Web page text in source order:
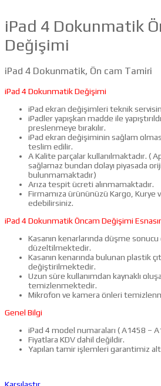
iPad 4 Dokunmatik
Değişimi
iPad 4 Dokunmatik, Ön cam Tamiri
iPad 4 Dokunmatik Değişimi
iPad ekran değişimleri teknik
iPadler yapışkan madde ile
preslenmeye bırakılır.
iPad ekran değişiminin sağlam
teslim edilir.
A Kalite parçalar kullanılmaktadır. (
sağlamaz bundan dolayı piyasada
bulunmamaktadır)
Arıza tespit ücreti alınmamaktadır.
Firmamıza ürününüzü Kargo, Kurye
edebilirsiniz.
iPad 4 Dokunmatik Öncam Değişimi
Kasanın kenarlarında düşme
düzeltilmektedir.
Kasanın kenarında bulunan plastik
değiştirilmektedir.
Uzun süre kullanımdan kaynaklı
temizlenmektedir.
Mikrofon ve kamera önleri
Genel Bilgi
iPad 4 model numaraları ( A1458 –
Fiyatlara KDV dahil değildir.
Yapılan tamir işlemleri garantimiz
Karşılaştır